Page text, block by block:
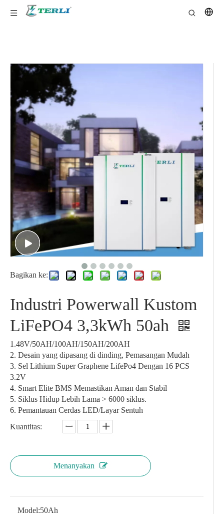
Bagikan ke:
Industri Powerwall Kustom
LiFePO4 3,3kWh 50ah
1.48V/50AH/100AH/150AH/200AH
2. Desain yang dipasang di dinding, Pemasangan Mudah
3. Sel Lithium Super Graphene LifePo4 Dengan 16 PCS
3.2V
4. Smart Elite BMS Memastikan Aman dan Stabil
5. Siklus Hidup Lebih Lama > 6000 siklus.
6. Pemantauan Cerdas LED/Layar Sentuh
Kuantitas:
Menanyakan
Model:50Ah